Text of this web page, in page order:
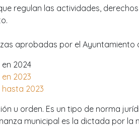
regulan las actividades,
aprobadas por el Ayuntamiento
2024
2023
2023
u orden. Es un tipo de norma
municipal es la dictada por